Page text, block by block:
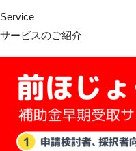
Service
サービスのご紹介